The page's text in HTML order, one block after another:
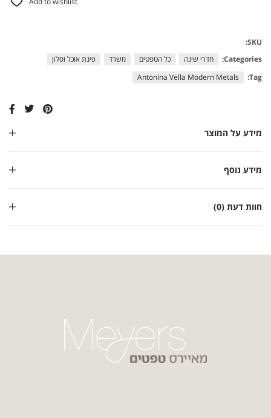
מידע על המוצר
מידע נוסף
חוות דעת (0)
SKU:
Categories:
חדרי שינה כל הטפטים משרד
פינת אוכל וסלון
Tag:
Antonina Vella Modern Metals